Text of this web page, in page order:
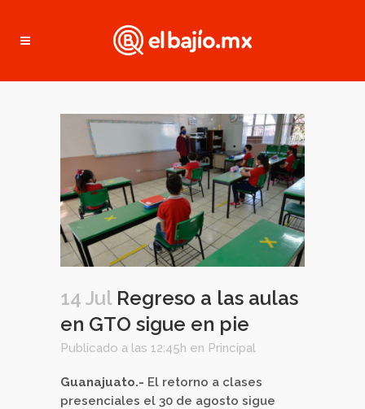
14 JulRegreso a las aulas
en GTO sigue en pie
Publicado a las 12:45h en Principal
Guanajuato.- El retorno a clases
presenciales el 30 de agosto sigue